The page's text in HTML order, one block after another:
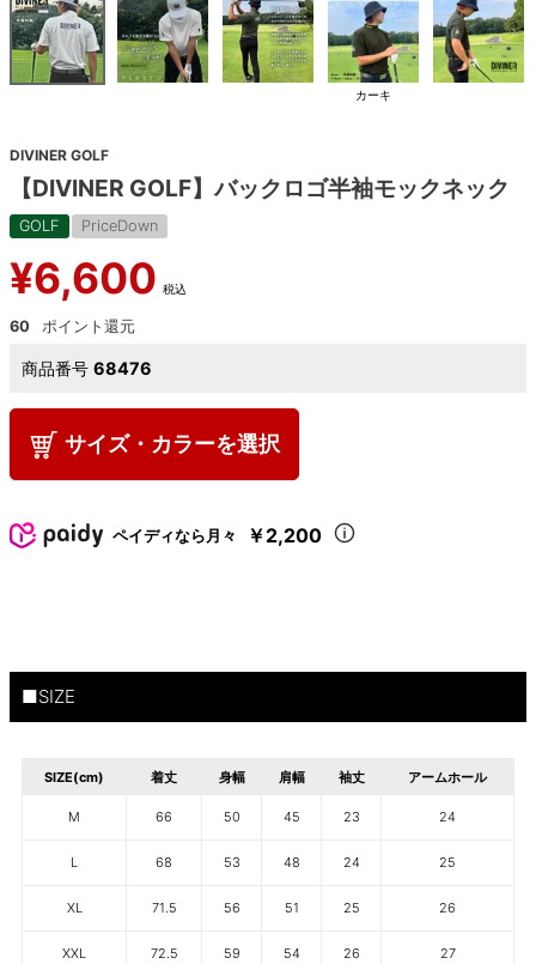
カーキ
DIVINER GOLF
【DIVINER GOLF】バックロゴ半袖モックネック
GOLF PriceDown
¥6,600 税込
60
商品番号 68476
サイズ・カラーを選択
ペイディなら月々 ￥2,200
■SIZE
SIZE(cm) 着丈 身幅 肩幅 袖丈 アームホール
M 66 50 45 23 24
L 68 53 48 24 25
XL 71.5 56 51 25 26
XXL 72.5 59 54 26 27